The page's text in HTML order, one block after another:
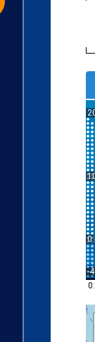
0
-